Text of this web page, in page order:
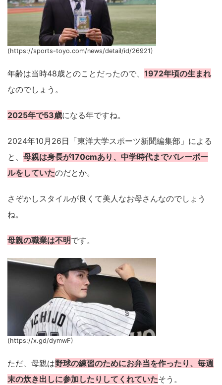
(https://sports-toyo.com/news/detail/id/26921)
年齢は当時48歳とのことだったので、 1972年頃の生まれ
なのでしょう。
2025年で53歳になる年ですね。
2024年10月26日「東洋大学スポーツ新聞編集部」による
と、 母親は身長が170cmあり、中学時代までバレーボー
ルをしていたのだとか。
さぞかしスタイルが良くて美人なお母さんなのでしょう
ね。
母親の職業は不明です。
(https://x.gd/dymwF)
ただ、母親は野球の練習のためにお弁当を作ったり、毎週
末の炊き出しに参加したりしてくれていたそう。